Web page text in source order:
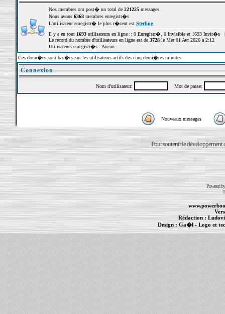
Nos membres ont post� un total de 221225messages
Nous avons 6368membres enregistr�s
L'utilisateur enregistr� le plus r�cent est Sterling
Il y a en tout 1693utilisateurs en ligne :: 0 Enregistr�, 0 Invisible et 1693 Invit�s
Le record du nombre d'utilisateurs en ligne est de 3728le Mer 01 Avr 2026 à 2:12
Utilisateurs enregistr�s : Aucun
Ces donn�es sont bas�es sur les utilisateurs actifs des cinq derni�res minutes
Connexion
Nom d'utilisateur: Mot de passe:
Nouveaux messages
Pour soutenir le développement
Powered
Rédaction :
Design : Ga�l- Logo et